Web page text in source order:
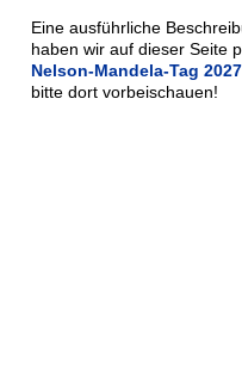
Eine ausführliche
haben wir auf dieser Seite
Nelson-Mandela-Tag 2027
bitte dort vorbeischauen!